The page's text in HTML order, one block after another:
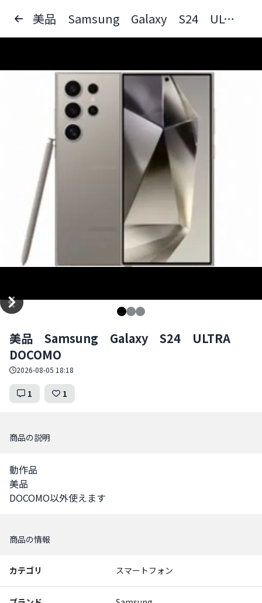
美品 Samsung Galaxy S24 ULTRA DOCOMO
美品 Samsung Galaxy S24 ULTRA
DOCOMO
2026-08-05 18:18
1 1
商品の説明
動作品
美品
DOCOMO以外使えます
商品の情報
カテゴリ スマートフォン